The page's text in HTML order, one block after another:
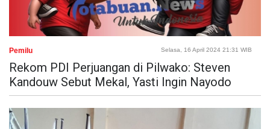
Pemilu Selasa, 16 April 2024 21:31 WIB
Rekom PDI Perjuangan di Pilwako: Steven
Kandouw Sebut Mekal, Yasti Ingin Nayodo